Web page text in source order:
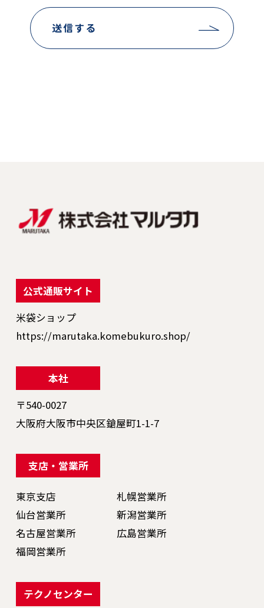
送信する
公式通販サイト
米袋ショップ
https://marutaka.komebukuro.shop/
本社
〒540-0027
大阪府大阪市中央区鎗屋町1-1-7
支店・営業所
東京支店
札幌営業所
仙台営業所
新潟営業所
名古屋営業所
広島営業所
福岡営業所
テクノセンター